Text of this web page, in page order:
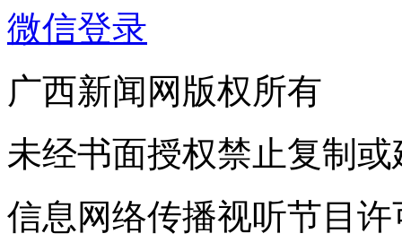
微信登录
广西新闻网版权所有
未经书面授权禁止复制
信息网络传播视听节目许